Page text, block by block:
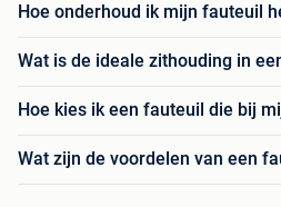
Hoe onderhoud ik mijn fauteuil
Wat is de ideale zithouding in
Hoe kies ik een fauteuil die bij
Wat zijn de voordelen van een